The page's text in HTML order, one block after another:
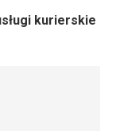
kurierskie